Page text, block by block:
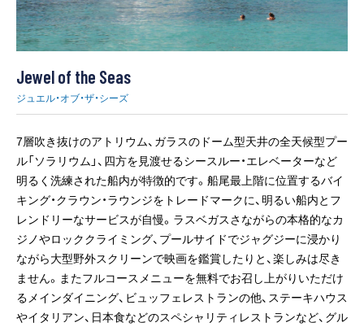
Jewel of the Seas
ジュエル・オブ・ザ・シーズ
7層吹き抜けのアトリウム、ガラスのドーム型天井の全天候型プー
ル「ソラリウム」、四方を見渡せるシースルー・エレベーターなど
明るく洗練された船内が特徴的です。船尾最上階に位置するバイ
キング・クラウン・ラウンジをトレードマークに、明るい船内とフ
レンドリーなサービスが自慢。ラスベガスさながらの本格的なカ
ジノやロッククライミング、プールサイドでジャグジーに浸かり
ながら大型野外スクリーンで映画を鑑賞したりと、楽しみは尽き
ません。またフルコースメニューを無料でお召し上がりいただけ
るメインダイニング、ビュッフェレストランの他、ステーキハウス
やイタリアン、日本食などのスペシャリティレストランなど、グル